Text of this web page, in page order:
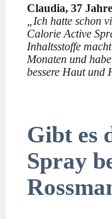
Claudia, 37 Jahre
„Ich hatte schon
Calorie Active
Inhaltsstoffe
Monaten und
bessere Haut und
Gibt es
Spray